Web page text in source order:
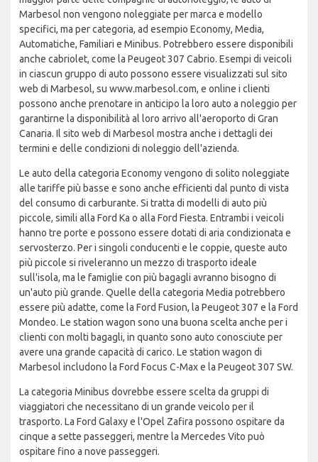
Marbesol non vengono noleggiate per marca e modello
specifici, ma per categoria, ad esempio Economy, Media,
Automatiche, Familiari e Minibus. Potrebbero essere disponibili
anche cabriolet, come la Peugeot 307 Cabrio. Esempi di veicoli
in ciascun gruppo di auto possono essere visualizzati sul sito
web di Marbesol, su www.marbesol.com, e online i clienti
possono anche prenotare in anticipo la loro auto a noleggio per
garantirne la disponibilità al loro arrivo all'aeroporto di Gran
Canaria. Il sito web di Marbesol mostra anche i dettagli dei
termini e delle condizioni di noleggio dell'azienda.
Le auto della categoria Economy vengono di solito noleggiate
alle tariffe più basse e sono anche efficienti dal punto di vista
del consumo di carburante. Si tratta di modelli di auto più
piccole, simili alla Ford Ka o alla Ford Fiesta. Entrambi i veicoli
hanno tre porte e possono essere dotati di aria condizionata e
servosterzo. Per i singoli conducenti e le coppie, queste auto
più piccole si riveleranno un mezzo di trasporto ideale
sull'isola, ma le famiglie con più bagagli avranno bisogno di
un'auto più grande. Quelle della categoria Media potrebbero
essere più adatte, come la Ford Fusion, la Peugeot 307 e la Ford
Mondeo. Le station wagon sono una buona scelta anche per i
clienti con molti bagagli, in quanto sono auto conosciute per
avere una grande capacità di carico. Le station wagon di
Marbesol includono la Ford Focus C-Max e la Peugeot 307 SW.
La categoria Minibus dovrebbe essere scelta da gruppi di
viaggiatori che necessitano di un grande veicolo per il
trasporto. La Ford Galaxy e l'Opel Zafira possono ospitare da
cinque a sette passeggeri, mentre la Mercedes Vito può
ospitare fino a nove passeggeri.